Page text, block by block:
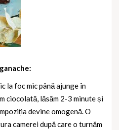
la foc mic până ajunge în
ciocolată, lăsăm 2-3 minute și
devine omogenă. O
camerei după care o turnăm